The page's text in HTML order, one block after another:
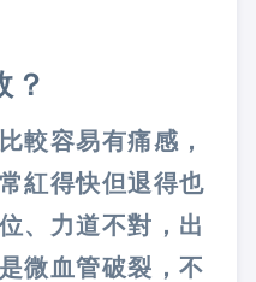
？
較容易有痛感，
紅得快但退得也
、力道不對，出
微血管破裂，不